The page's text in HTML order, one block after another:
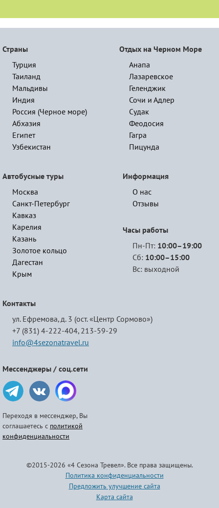
Страны
Турция
Таиланд
Мальдивы
Индия
Россия (Черное море)
Абхазия
Египет
Узбекистан
Отдых на Черном Море
Анапа
Лазаревское
Геленджик
Сочи и Адлер
Судак
Феодосия
Гагра
Пицунда
Автобусные туры
Москва
Санкт-Петербург
Кавказ
Карелия
Казань
Золотое кольцо
Дагестан
Крым
Информация
О нас
Отзывы
Часы работы
Пн-Пт: 10:00–19:00
Сб: 10:00–15:00
Вс: выходной
Контакты
ул. Ефремова, д. 3 (ост. «Центр Сормово»)
+7 (831) 4-222-404, 213-59-29
info@4sezonatravel.ru
Мессенджеры / соц.сети
Переходя в мессенджер, Вы
соглашаетесь с политикой
конфиденциальности
©2015-2026 «4 Сезона Тревел». Все права защищены.
Политика конфиденциальности
Предложить улучшение сайта
Карта сайта